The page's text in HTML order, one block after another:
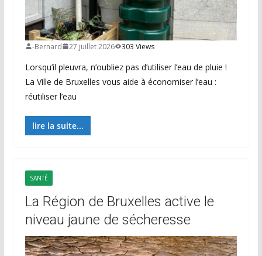
-Bernard 27 juillet 2026 303 Views
Lorsqu’il pleuvra, n’oubliez pas d’utiliser l’eau de pluie !
La Ville de Bruxelles vous aide à économiser l’eau :
réutiliser l’eau
lire la suite...
SANTÉ
La Région de Bruxelles active le
niveau jaune de sécheresse